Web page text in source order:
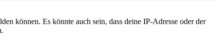
können. Es könnte auch sein, dass deine IP-Adresse oder der